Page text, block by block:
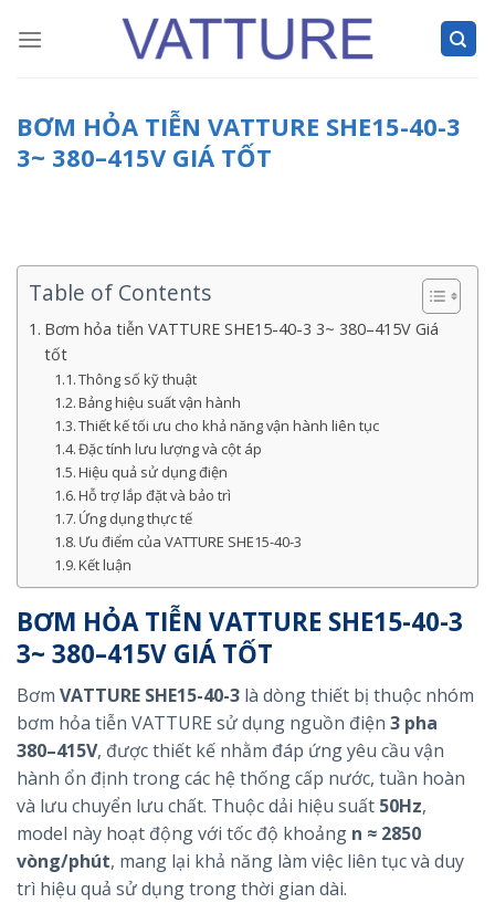
BƠM HỎA TIỄN VATTURE SHE15-40-3
3~ 380–415V GIÁ TỐT
Table of Contents
Bơm hỏa tiễn VATTURE SHE15-40-3 3~ 380–415V Giá
tốt
Thông số kỹ thuật
Bảng hiệu suất vận hành
Thiết kế tối ưu cho khả năng vận hành liên tục
Đặc tính lưu lượng và cột áp
Hiệu quả sử dụng điện
Hỗ trợ lắp đặt và bảo trì
Ứng dụng thực tế
Ưu điểm của VATTURE SHE15-40-3
Kết luận
BƠM HỎA TIỄN VATTURE SHE15-40-3
3~ 380–415V GIÁ TỐT
Bơm VATTURE SHE15-40-3 là dòng thiết bị thuộc nhóm
bơm hỏa tiễn VATTURE sử dụng nguồn điện 3 pha
380–415V, được thiết kế nhằm đáp ứng yêu cầu vận
hành ổn định trong các hệ thống cấp nước, tuần hoàn
và lưu chuyển lưu chất. Thuộc dải hiệu suất 50Hz,
model này hoạt động với tốc độ khoảng n ≈ 2850
vòng/phút, mang lại khả năng làm việc liên tục và duy
trì hiệu quả sử dụng trong thời gian dài.